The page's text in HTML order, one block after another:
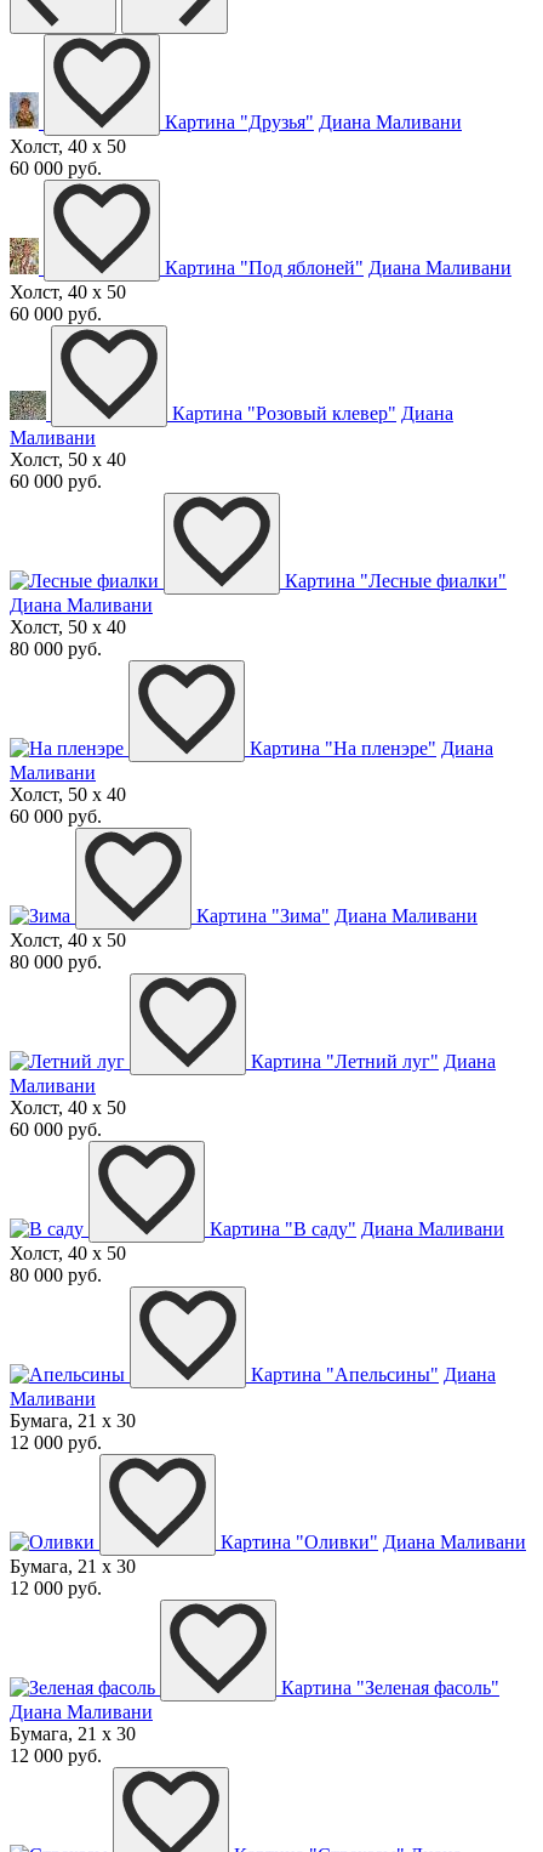
Картина "Друзья" Диана Маливани
Холст, 40 x 50
60 000 руб.
Картина "Под яблоней" Диана Маливани
Холст, 40 x 50
60 000 руб.
Картина "Розовый клевер" Диана
Маливани
Холст, 50 x 40
60 000 руб.
Картина "Лесные фиалки"
Диана Маливани
Холст, 50 x 40
80 000 руб.
Картина "На пленэре" Диана
Маливани
Холст, 50 x 40
60 000 руб.
Картина "Зима" Диана Маливани
Холст, 40 x 50
80 000 руб.
Картина "Летний луг" Диана
Маливани
Холст, 40 x 50
60 000 руб.
Картина "В саду" Диана Маливани
Холст, 40 x 50
80 000 руб.
Картина "Апельсины" Диана
Маливани
Бумага, 21 x 30
12 000 руб.
Картина "Оливки" Диана Маливани
Бумага, 21 x 30
12 000 руб.
Картина "Зеленая фасоль"
Диана Маливани
Бумага, 21 x 30
12 000 руб.